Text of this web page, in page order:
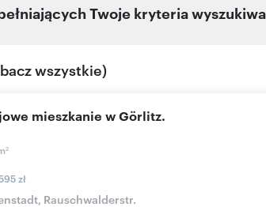
Twoje kryteria
wszystkie)
2
mieszkanie w Görlitz.
zł
Rauschwalderstr.